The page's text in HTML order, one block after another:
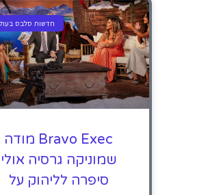
חדשות סלבס
Bravo Exec מודה
שמוניקה גרסיה אולי
סיפרה לליהוק על